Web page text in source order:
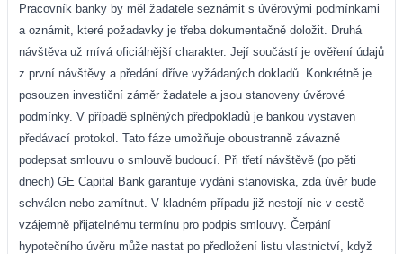
Pracovník banky by měl žadatele seznámit s úvěrovými podmínkami
a oznámit, které požadavky je třeba dokumentačně doložit. Druhá
návštěva už mívá oficiálnější charakter. Její součástí je ověření údajů
z první návštěvy a předání dříve vyžádaných dokladů. Konkrétně je
posouzen investiční záměr žadatele a jsou stanoveny úvěrové
podmínky. V případě splněných předpokladů je bankou vystaven
předávací protokol. Tato fáze umožňuje oboustranně závazně
podepsat smlouvu o smlouvě budoucí. Při třetí návštěvě (po pěti
dnech) GE Capital Bank garantuje vydání stanoviska, zda úvěr bude
schválen nebo zamítnut. V kladném případu již nestojí nic v cestě
vzájemně přijatelnému termínu pro podpis smlouvy. Čerpání
hypotečního úvěru může nastat po předložení listu vlastnictví, když